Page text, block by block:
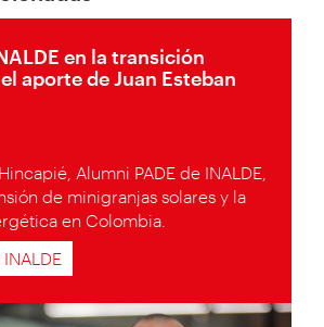
en la transición
aporte de Juan Esteban
Alumni PADE de INALDE,
de minigranjas solares y la
en Colombia.